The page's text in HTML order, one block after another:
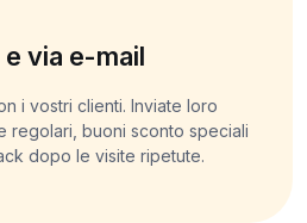
via e-mail
i vostri clienti. Inviate loro
regolari, buoni sconto speciali
dopo le visite ripetute.